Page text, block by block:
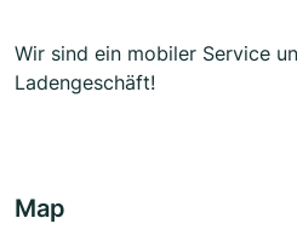
Wir sind ein mobiler Service
Ladengeschäft!
Map